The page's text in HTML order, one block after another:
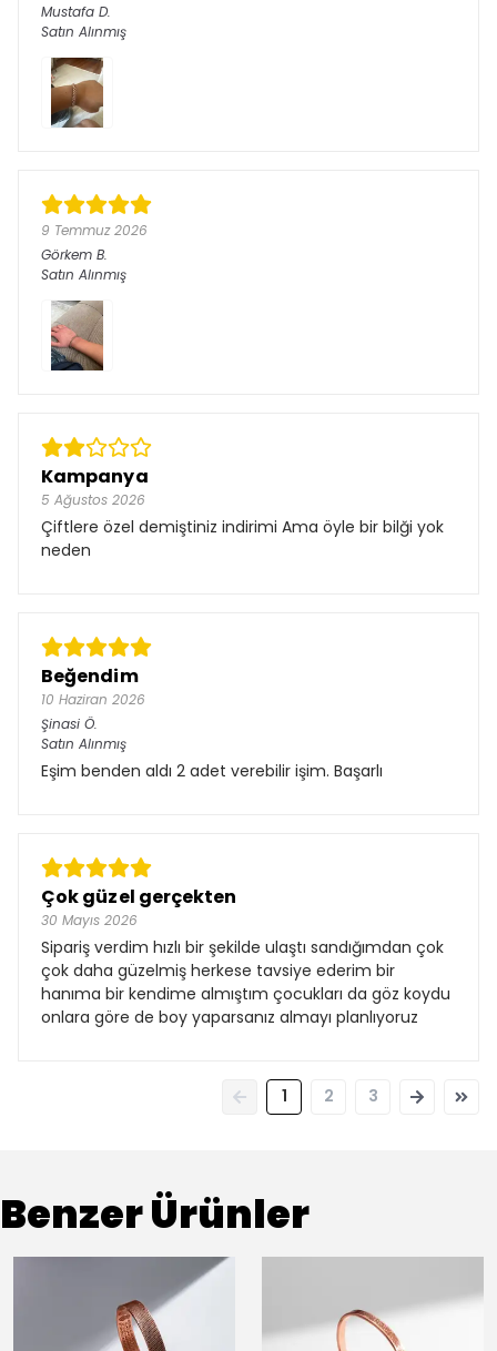
Mustafa D.
Satın Alınmış
9 Temmuz 2026
Görkem B.
Satın Alınmış
Kampanya
5 Ağustos 2026
Çiftlere özel demiştiniz indirimi Ama öyle bir bilği yok
neden
Beğendim
10 Haziran 2026
Şinasi Ö.
Satın Alınmış
Eşim benden aldı 2 adet verebilir işim. Başarlı
Çok güzel gerçekten
30 Mayıs 2026
Sipariş verdim hızlı bir şekilde ulaştı sandığımdan çok
çok daha güzelmiş herkese tavsiye ederim bir
hanıma bir kendime almıştım çocukları da göz koydu
onlara göre de boy yaparsanız almayı planlıyoruz
1 2 3
Benzer Ürünler